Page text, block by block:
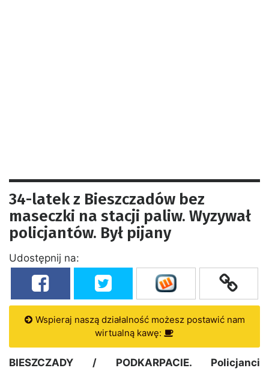
34-latek z Bieszczadów bez
maseczki na stacji paliw. Wyzywał
policjantów. Był pijany
Udostępnij na:
Wspieraj naszą działalność możesz postawić nam
wirtualną kawę:
BIESZCZADY / PODKARPACIE. Policjanci